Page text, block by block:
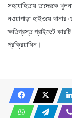
সহযোহিতায় তাদেরকে
নওয়াপাড়া হাইওয়ে
ক্ষতিগ্রস্ত প্রাইভেট
প্রক্রিয়াধিন।